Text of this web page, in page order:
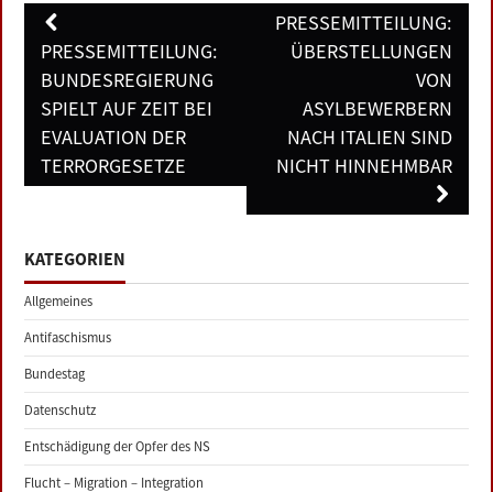
Post
navigation
PRESSEMITTEILUNG:
BUNDESREGIERUNG
SPIELT AUF ZEIT BEI
EVALUATION DER
TERRORGESETZE
PRESSEMITTEILUNG:
ÜBERSTELLUNGEN
VON
ASYLBEWERBERN
NACH ITALIEN SIND
NICHT HINNEHMBAR
KATEGORIEN
Allgemeines
Antifaschismus
Bundestag
Datenschutz
Entschädigung der Opfer des NS
Flucht – Migration – Integration